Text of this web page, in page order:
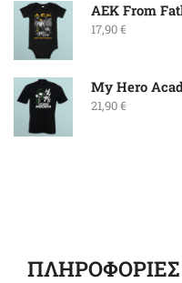
ΑΕΚ From
17,90€
My Hero
21,90€
ΠΛΗΡΟΦΟΡΙΕΣ